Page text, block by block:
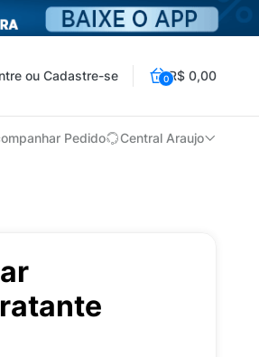
ou Cadastre-se 0R$ 0,00
Pedido Central Araujo